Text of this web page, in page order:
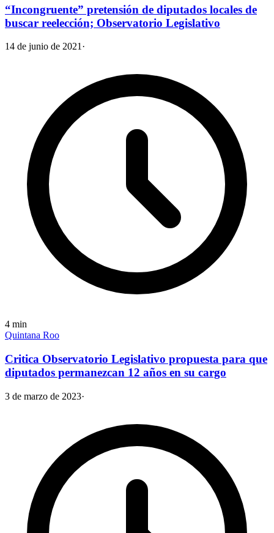
“Incongruente” pretensión de diputados locales de
buscar reelección; Observatorio Legislativo
14 de junio de 2021 ·
4 min
Quintana Roo
Critica Observatorio Legislativo propuesta para que
diputados permanezcan 12 años en su cargo
3 de marzo de 2023·